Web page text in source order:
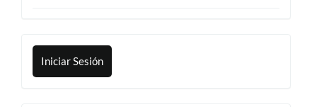
Iniciar Sesión